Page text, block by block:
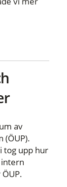
av
(ÖUP).
tog upp hur